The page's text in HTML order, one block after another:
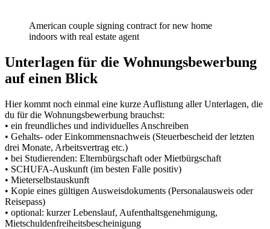
American couple signing contract for new home
indoors with real estate agent
Unterlagen für die Wohnungsbewerbung
auf einen Blick
Hier kommt noch einmal eine kurze Auflistung aller Unterlagen, die
du für die Wohnungsbewerbung brauchst:
• ein freundliches und individuelles Anschreiben
• Gehalts- oder Einkommensnachweis (Steuerbescheid der letzten
drei Monate, Arbeitsvertrag etc.)
• bei Studierenden: Elternbürgschaft oder Mietbürgschaft
• SCHUFA-Auskunft (im besten Falle positiv)
• Mieterselbstauskunft
• Kopie eines gültigen Ausweisdokuments (Personalausweis oder
Reisepass)
• optional: kurzer Lebenslauf, Aufenthaltsgenehmigung,
Mietschuldenfreiheitsbescheinigung